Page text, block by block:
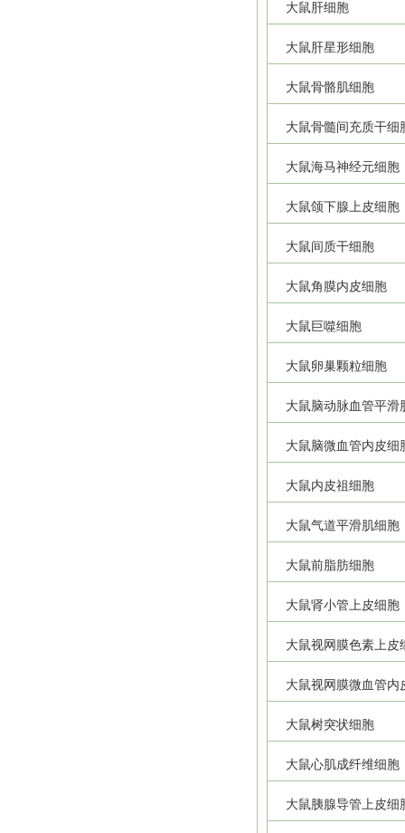
大鼠肝细胞
大鼠肝星形细胞
大鼠骨骼肌细胞
大鼠骨髓间充质干细
大鼠海马神经元细胞
大鼠颌下腺上皮细胞
大鼠间质干细胞
大鼠角膜内皮细胞
大鼠巨噬细胞
大鼠卵巢颗粒细胞
大鼠脑动脉血管平滑
大鼠脑微血管内皮细
大鼠内皮祖细胞
大鼠气道平滑肌细胞
大鼠前脂肪细胞
大鼠肾小管上皮细胞
大鼠视网膜色素上皮
大鼠视网膜微血管内
大鼠树突状细胞
大鼠心肌成纤维细胞
大鼠胰腺导管上皮细